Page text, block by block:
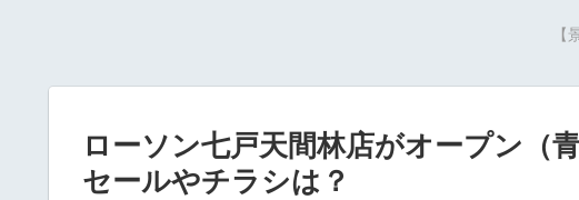
ローソン七戸天間林店がオープン（
セールやチラシは？